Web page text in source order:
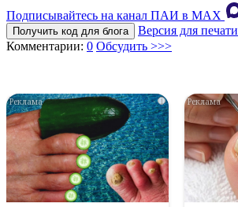
Подписывайтесь на канал ПАИ в MAХ
Получить код для блога
Версия для печати
Комментарии: 0 Обсудить >>>
i